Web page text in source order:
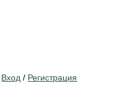
Вход / Регистрация